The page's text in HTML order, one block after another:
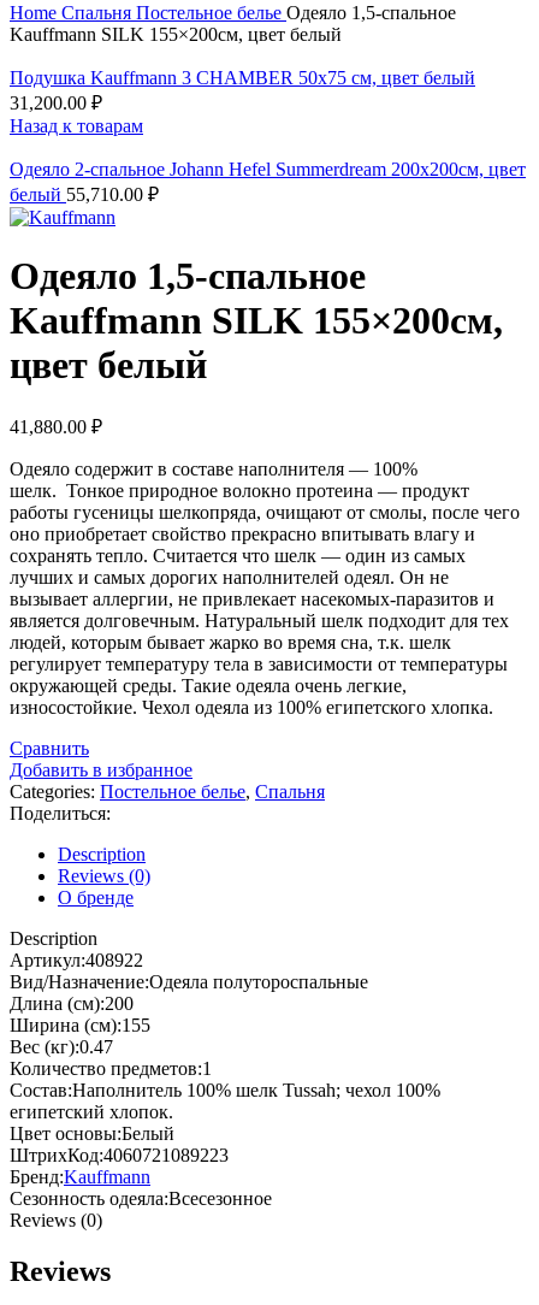
Home Спальня Постельное белье Одеяло 1,5-спальное
Kauffmann SILK 155×200см, цвет белый
Подушка Kauffmann 3 CHAMBER 50x75 см, цвет белый
31,200.00 ₽
Назад к товарам
Одеяло 2-спальное Johann Hefel Summerdream 200x200см, цвет
белый 55,710.00 ₽
Одеяло 1,5-спальное
Kauffmann SILK 155×200см,
цвет белый
41,880.00 ₽
Одеяло содержит в составе наполнителя — 100%
шелк. Тонкое природное волокно протеина — продукт
работы гусеницы шелкопряда, очищают от смолы, после чего
оно приобретает свойство прекрасно впитывать влагу и
сохранять тепло. Считается что шелк — один из самых
лучших и самых дорогих наполнителей одеял. Он не
вызывает аллергии, не привлекает насекомых-паразитов и
является долговечным. Натуральный шелк подходит для тех
людей, которым бывает жарко во время сна, т.к. шелк
регулирует температуру тела в зависимости от температуры
окружающей среды. Такие одеяла очень легкие,
износостойкие. Чехол одеяла из 100% египетского хлопка.
Сравнить
Добавить в избранное
Categories: Постельное белье, Спальня
Поделиться:
Description
Reviews (0)
О бренде
Description
Артикул:408922
Вид/Назначение:Одеяла полутороспальные
Длина (см):200
Ширина (см):155
Вес (кг):0.47
Количество предметов:1
Состав:Наполнитель 100% шелк Tussah; чехол 100%
египетский хлопок.
Цвет основы:Белый
ШтрихКод:4060721089223
Бренд:Kauffmann
Сезонность одеяла:Всесезонное
Reviews (0)
Reviews